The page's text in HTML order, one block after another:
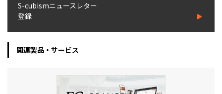
S-cubismニュースレター
登録
関連製品・サービス